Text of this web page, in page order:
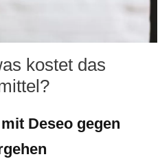
kostet das
Deseo gegen